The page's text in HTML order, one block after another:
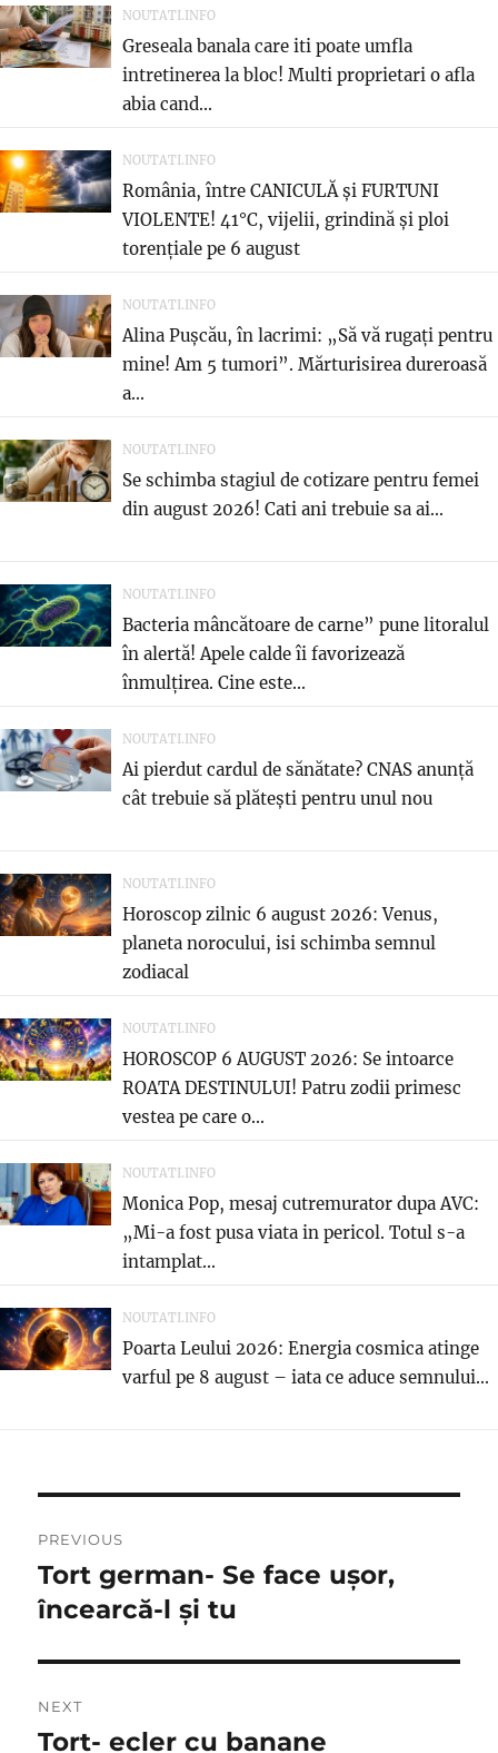
NOUTATI.INFO
Greseala banala care iti poate umfla
intretinerea la bloc! Multi proprietari o afla
abia cand...
NOUTATI.INFO
România, între CANICULĂ și FURTUNI
VIOLENTE! 41°C, vijelii, grindină și ploi
torențiale pe 6 august
NOUTATI.INFO
Alina Pușcău, în lacrimi: „Să vă rugați pentru
mine! Am 5 tumori”. Mărturisirea dureroasă
a...
NOUTATI.INFO
Se schimba stagiul de cotizare pentru femei
din august 2026! Cati ani trebuie sa ai...
NOUTATI.INFO
Bacteria mâncătoare de carne” pune litoralul
în alertă! Apele calde îi favorizează
înmulțirea. Cine este...
NOUTATI.INFO
Ai pierdut cardul de sănătate? CNAS anunță
cât trebuie să plătești pentru unul nou
NOUTATI.INFO
Horoscop zilnic 6 august 2026: Venus,
planeta norocului, isi schimba semnul
zodiacal
NOUTATI.INFO
HOROSCOP 6 AUGUST 2026: Se intoarce
ROATA DESTINULUI! Patru zodii primesc
vestea pe care o...
NOUTATI.INFO
Monica Pop, mesaj cutremurator dupa AVC:
„Mi-a fost pusa viata in pericol. Totul s-a
intamplat...
NOUTATI.INFO
Poarta Leului 2026: Energia cosmica atinge
varful pe 8 august – iata ce aduce semnului...
navigation
PREVIOUS
Previous
post:
Tort german- Se face ușor,
încearcă-l și tu
NEXT
Next
Tort- ecler cu banane